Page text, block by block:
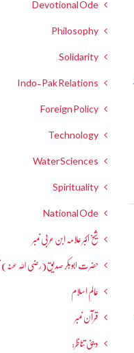
Devotional Ode
Philosophy
Solidarity
Indo-Pak Relations
Foreign Policy
Technology
Water Sciences
Spirituality
National Ode
شیخ اکبر علامہ ابن عربی نمبر
حضرت ابوبکر صدیق(رضی اللہ عنہ)
عالمِ اسلام
قرآن نمبر
دینی تناظر: